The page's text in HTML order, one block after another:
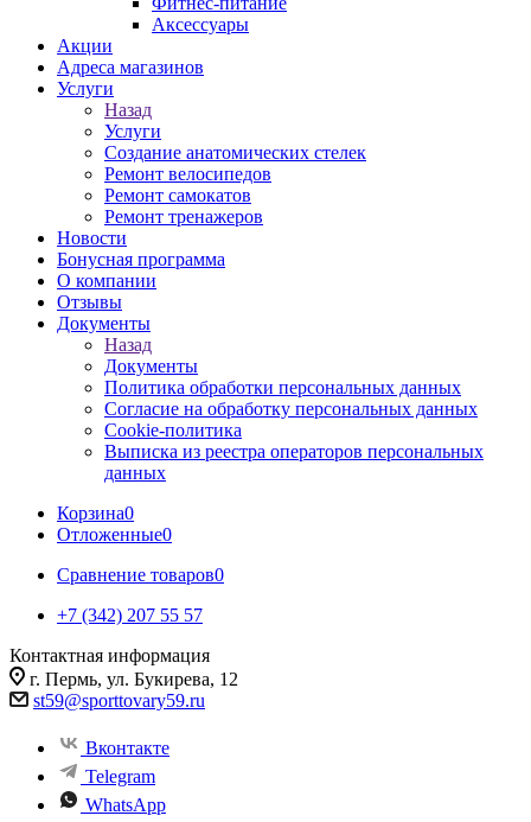
Аксессуары
Акции
Адреса магазинов
Услуги
Назад
Услуги
Создание анатомических стелек
Ремонт велосипедов
Ремонт самокатов
Ремонт тренажеров
Новости
Бонусная программа
О компании
Отзывы
Документы
Назад
Документы
Политика обработки персональных данных
Согласие на обработку персональных данных
Cookie-политика
Выписка из реестра операторов персональных
данных
Корзина0
Отложенные0
Сравнение товаров0
+7 (342) 207 55 57
Контактная информация
г. Пермь, ул. Букирева, 12
st59@sporttovary59.ru
Вконтакте
Telegram
WhatsApp